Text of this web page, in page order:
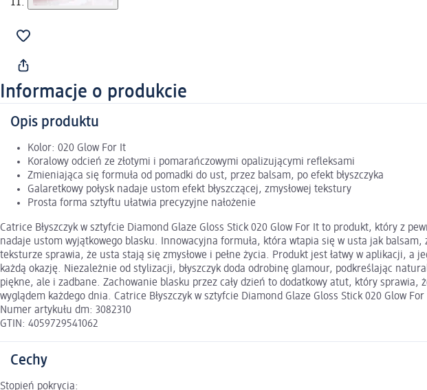
Informacje o produkcie
Opis produktu
Kolor: 020 Glow For It
Koralowy odcień ze złotymi i pomarańczowymi opalizującymi refleksami
Zmieniająca się formuła od pomadki do ust, przez balsam, po efekt błyszczyka
Galaretkowy połysk nadaje ustom efekt błyszczącej, zmysłowej tekstury
Prosta forma sztyftu ułatwia precyzyjne nałożenie
Catrice Błyszczyk w sztyfcie Diamond Glaze Gloss Stick 020 Glow For It to produkt, który z
nadaje ustom wyjątkowego blasku. Innowacyjna formuła, która wtapia się w usta jak
teksturze sprawia, że usta stają się zmysłowe i pełne życia. Produkt jest łatwy w aplikacji,
każdą okazję. Niezależnie od stylizacji, błyszczyk doda odrobinę glamour, podkreślając
piękne, ale i zadbane. Zachowanie blasku przez cały dzień to dodatkowy atut, który
wyglądem każdego dnia. Catrice Błyszczyk w sztyfcie Diamond Glaze Gloss Stick 020 Glow
Numer artykułu dm: 3082310
GTIN: 4059729541062
Cechy
Stopień pokrycia: